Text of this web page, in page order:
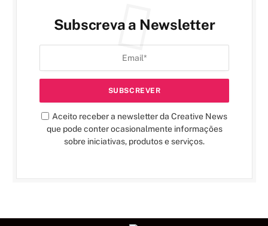
Subscreva a Newsletter
Aceito receber a newsletter da Creative News
que pode conter ocasionalmente informações
sobre iniciativas, produtos e serviços.